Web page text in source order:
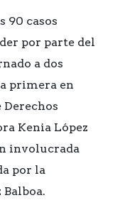
90 casos
por parte del
a dos
primera en
Kenia López
involucrada
por la